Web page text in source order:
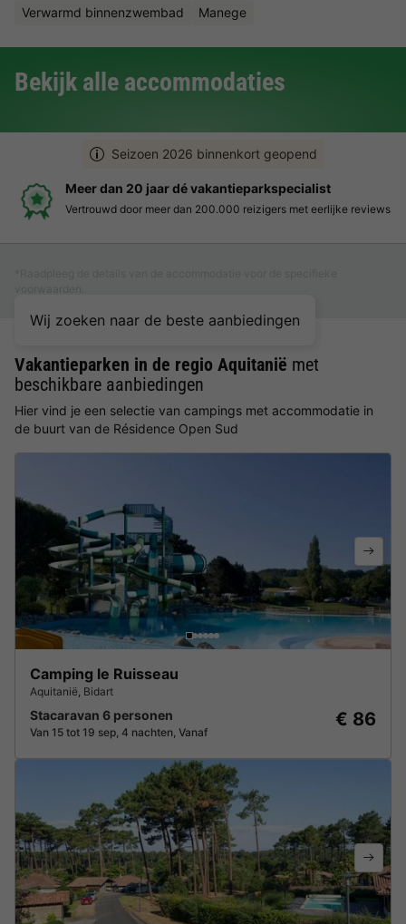
Verwarmd binnenzwembad Manege
Bekijk alle accommodaties
Seizoen 2026 binnenkort geopend
Meer dan 20 jaar dé vakantieparkspecialist
Vertrouwd door meer dan 200.000 reizigers met eerlijke reviews
Wij zoeken naar de beste aanbiedingen
Vakantieparken in de regio Aquitanië met
beschikbare aanbiedingen
Hier vind je een selectie van campings met accommodatie in
de buurt van de Résidence Open Sud
Camping le Ruisseau
Aquitanië Bidart
Stacaravan 6 personen
Van 15 tot 19 sep, 4 nachten, Vanaf
€ 86